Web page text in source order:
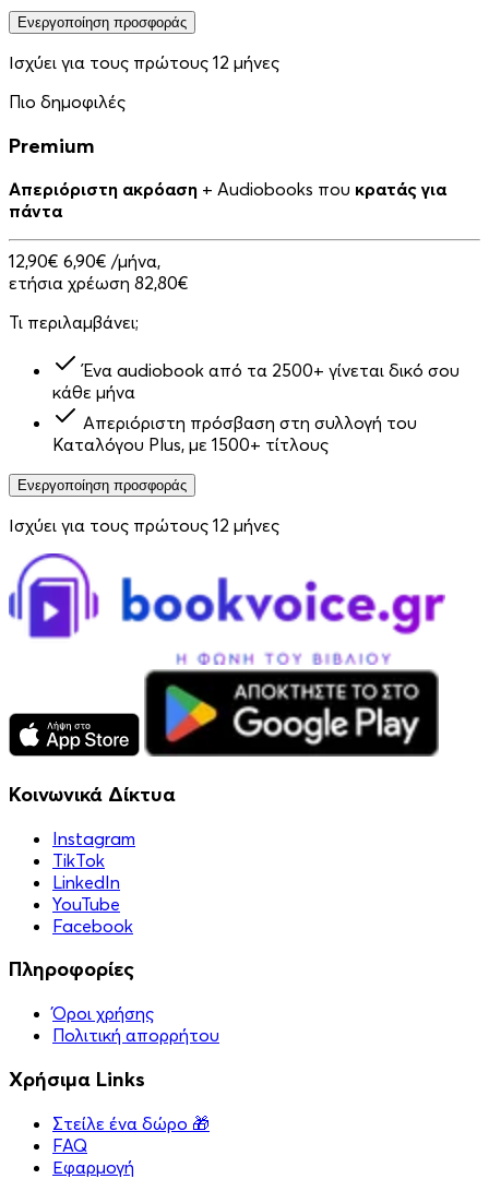
Ενεργοποίηση προσφοράς
Ισχύει για τους πρώτους 12 μήνες
Πιο δημοφιλές
Premium
Απεριόριστη ακρόαση + Audiobooks που κρατάς για
πάντα
12,90€ 6,90€ /μήνα,
ετήσια χρέωση 82,80€
Τι περιλαμβάνει;
Ένα audiobook από τα 2500+ γίνεται δικό σου
κάθε μήνα
Απεριόριστη πρόσβαση στη συλλογή του
Καταλόγου Plus, με 1500+ τίτλους
Ενεργοποίηση προσφοράς
Ισχύει για τους πρώτους 12 μήνες
Κοινωνικά Δίκτυα
Instagram
TikTok
LinkedIn
YouTube
Facebook
Πληροφορίες
Όροι χρήσης
Πολιτική απορρήτου
Χρήσιμα Links
Στείλε ένα δώρο 🎁
FAQ
Εφαρμογή